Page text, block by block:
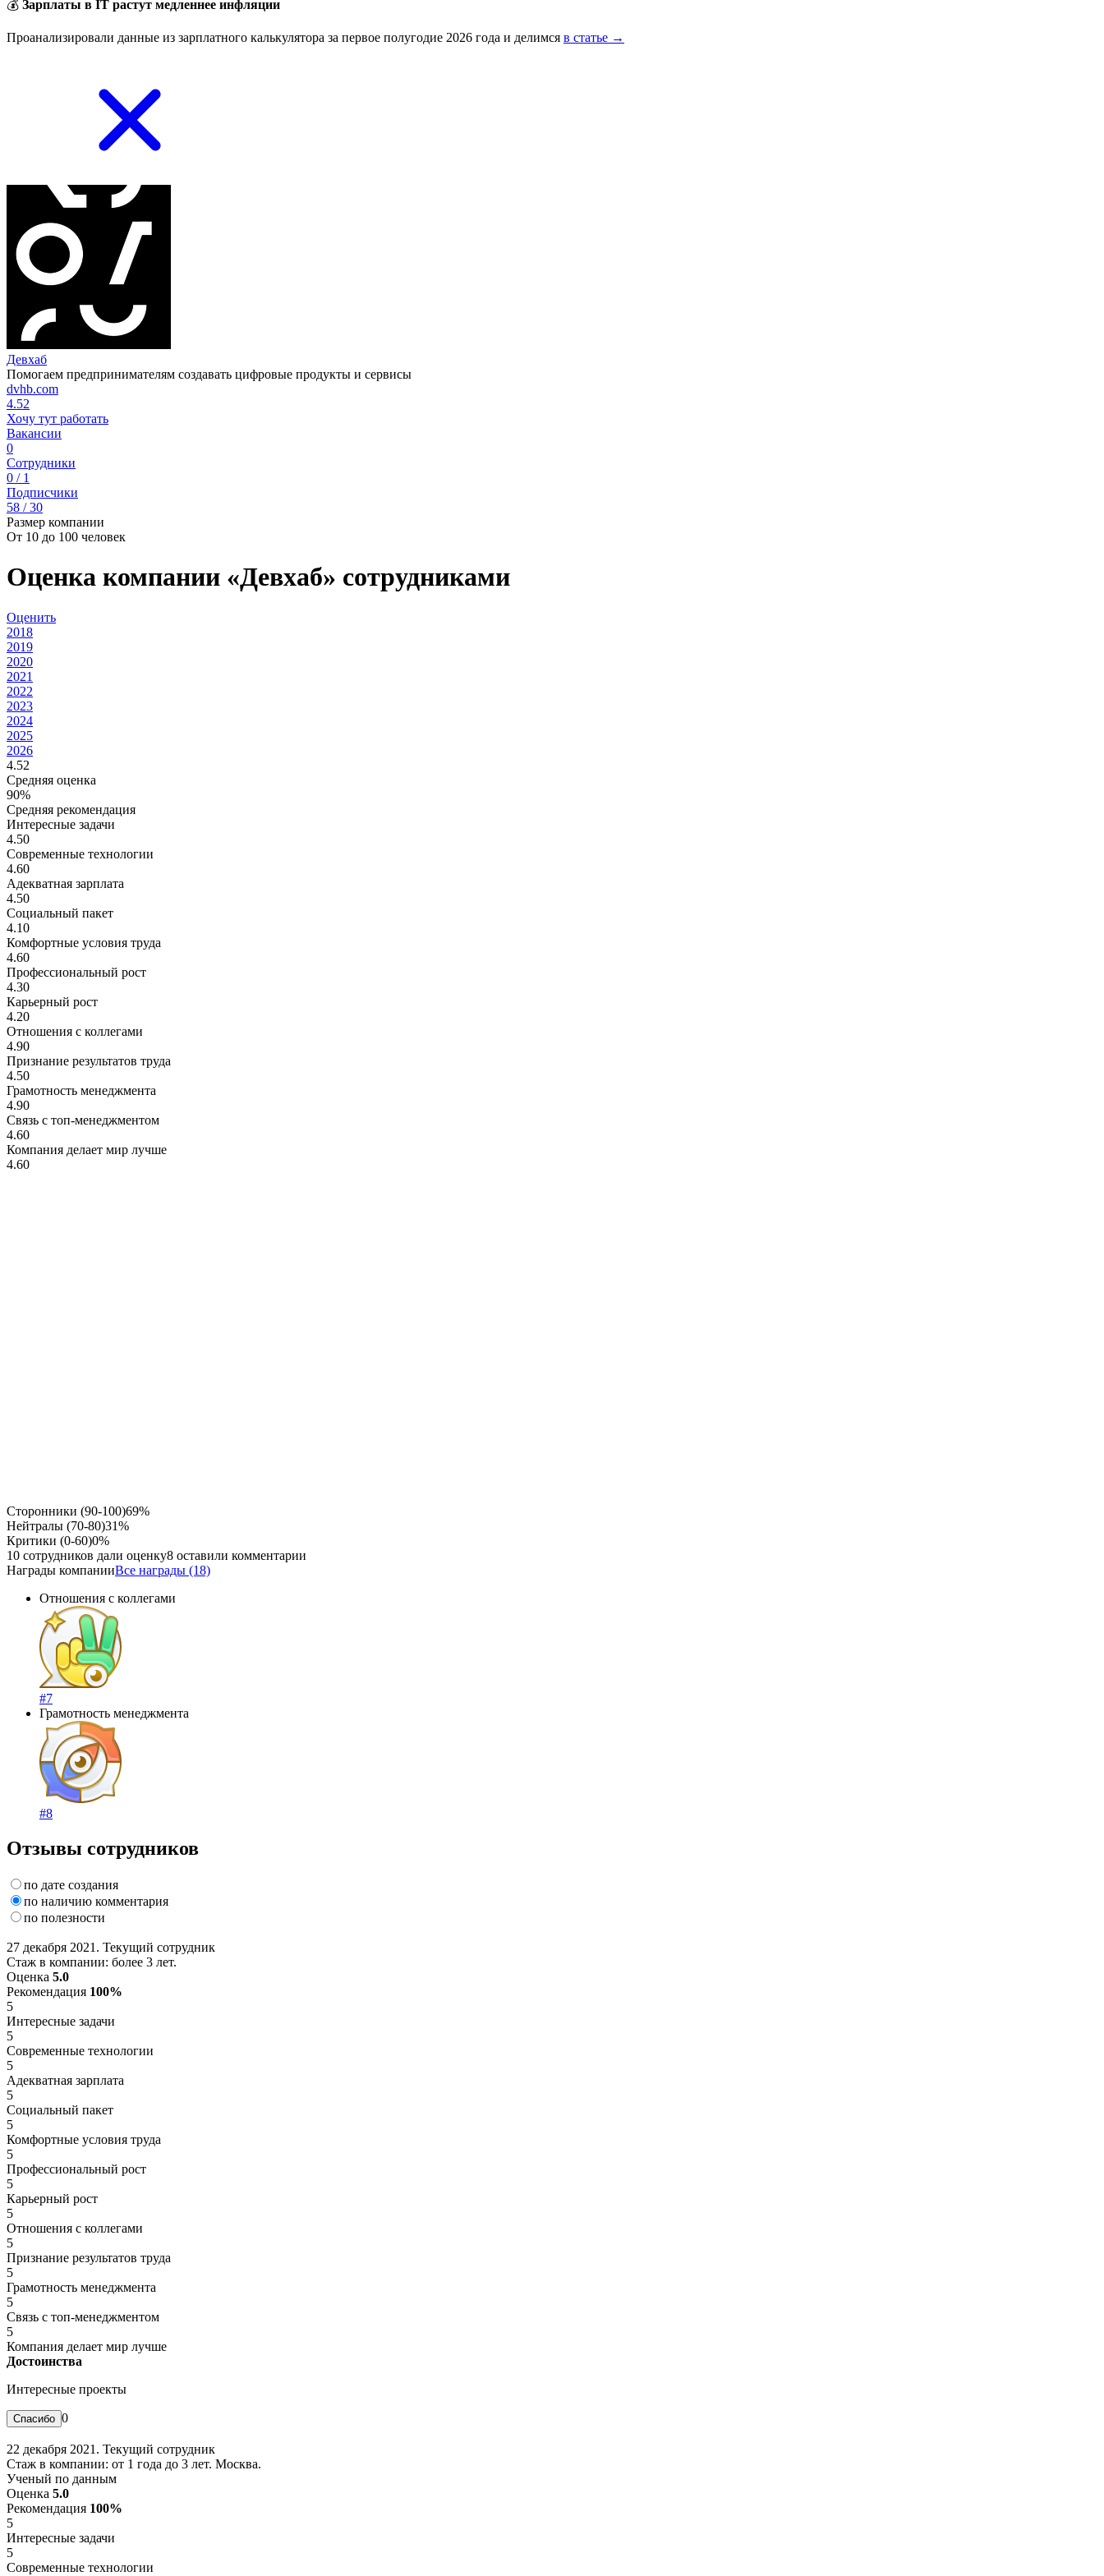
💰 Зарплаты в IT растут медленнее инфляции
Проанализировали данные из зарплатного калькулятора за первое полугодие 2026 года и делимся в статье →
Девхаб
Помогаем предпринимателям создавать цифровые продукты и сервисы
dvhb.com
4.52
Хочу тут работать
Вакансии
0
Сотрудники
0 / 1
Подписчики
58 / 30
Размер компании
От 10 до 100 человек
Оценка компании «Девхаб» сотрудниками
Оценить
2018
2019
2020
2021
2022
2023
2024
2025
2026
4.52
Средняя оценка
90%
Средняя рекомендация
Интересные задачи
4.50
Современные технологии
4.60
Адекватная зарплата
4.50
Социальный пакет
4.10
Комфортные условия труда
4.60
Профессиональный рост
4.30
Карьерный рост
4.20
Отношения с коллегами
4.90
Признание результатов труда
4.50
Грамотность менеджмента
4.90
Связь с топ-менеджментом
4.60
Компания делает мир лучше
4.60
Сторонники (90-100)69%
Нейтралы (70-80)31%
Критики (0-60)0%
10 сотрудников дали оценку8 оставили комментарии
Награды компанииВсе награды (18)
Отношения с коллегами
#7
Грамотность менеджмента
#8
Отзывы сотрудников
по дате создания
по наличию комментария
по полезности
27 декабря 2021. Текущий сотрудник
Стаж в компании: более 3 лет.
Оценка 5.0
Рекомендация 100%
5
Интересные задачи
5
Современные технологии
5
Адекватная зарплата
5
Социальный пакет
5
Комфортные условия труда
5
Профессиональный рост
5
Карьерный рост
5
Отношения с коллегами
5
Признание результатов труда
5
Грамотность менеджмента
5
Связь с топ-менеджментом
5
Компания делает мир лучше
Достоинства
Интересные проекты
0
22 декабря 2021. Текущий сотрудник
Стаж в компании: от 1 года до 3 лет. Москва.
Ученый по данным
Оценка 5.0
Рекомендация 100%
5
Интересные задачи
5
Современные технологии